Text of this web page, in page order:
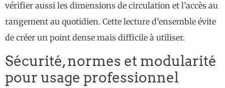
vérifier aussi les dimensions de circulation et l’accès au
rangement au quotidien. Cette lecture d’ensemble évite
de créer un point dense mais difficile à utiliser.
Sécurité, normes et modularité
pour usage professionnel